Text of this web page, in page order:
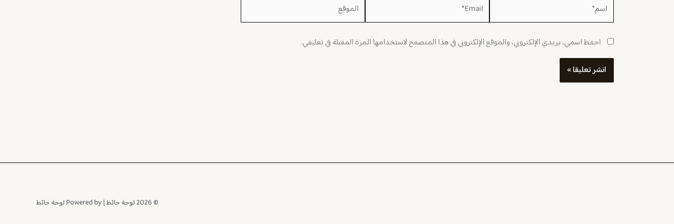
اسم* Email* الموقع
احفظ اسمي، بريدي الإلكتروني، والموقع الإلكتروني في هذا المتصفح لاستخدامها المرة المقبلة في تعليقي.
© 2026 لوحة حائط | Powered by لوحة حائط